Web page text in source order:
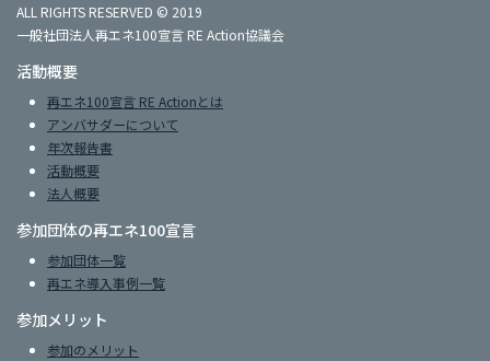
ALL RIGHTS RESERVED © 2019
一般社団法人再エネ100宣言 RE Action協議会
活動概要
再エネ100宣言 RE Actionとは
アンバサダーについて
年次報告書
活動概要
法人概要
参加団体の再エネ100宣言
参加団体一覧
再エネ導入事例一覧
参加メリット
参加のメリット